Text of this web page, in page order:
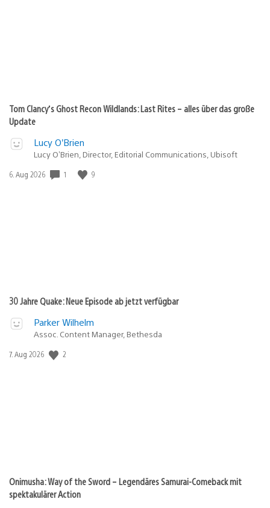
Tom Clancy’s Ghost Recon Wildlands: Last Rites – alles über das große
Update
Lucy O’Brien
Lucy O’Brien, Director, Editorial Communications, Ubisoft
Veröffentlichungsdatum:
6. Aug 2026 1 9
30 Jahre Quake: Neue Episode ab jetzt verfügbar
Parker Wilhelm
Assoc. Content Manager, Bethesda
Veröffentlichungsdatum:
7. Aug 2026 2
Onimusha: Way of the Sword – Legendäres Samurai-Comeback mit
spektakulärer Action